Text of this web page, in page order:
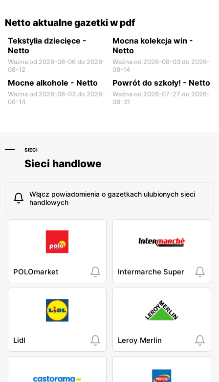
Netto aktualne gazetki w pdf
Tekstylia dziecięce -
Netto
Ważna od 2026-08-06 do 2026-
08-12
Mocna kolekcja win -
Netto
Ważna od 2026-08-03 do 2026-
08-14
Mocne alkohole - Netto
Ważna od 2026-08-03 do 2026-
08-14
Powrót do szkoły! - Netto
Ważna od 2026-07-27 do 2026-
08-31
SIECI
Sieci handlowe
Włącz powiadomienia o gazetkach ulubionych sieci
handlowych
POLOmarket Intermarche Super
Lidl Leroy Merlin